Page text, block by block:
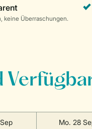
Mo. 28